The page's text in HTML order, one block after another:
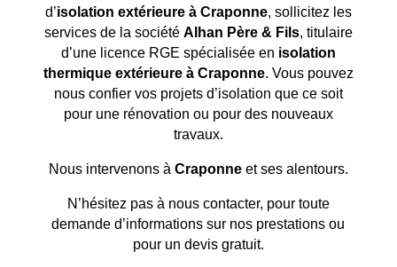
d’isolation extérieure à Craponne, sollicitez les
services de la société Alhan Père & Fils, titulaire
d’une licence RGE spécialisée en isolation
thermique extérieure à Craponne. Vous pouvez
nous confier vos projets d’isolation que ce soit
pour une rénovation ou pour des nouveaux
travaux.
Nous intervenons à Craponneet ses alentours.
N’hésitez pas à nous contacter, pour toute
demande d’informations sur nos prestations ou
pour un devis gratuit.